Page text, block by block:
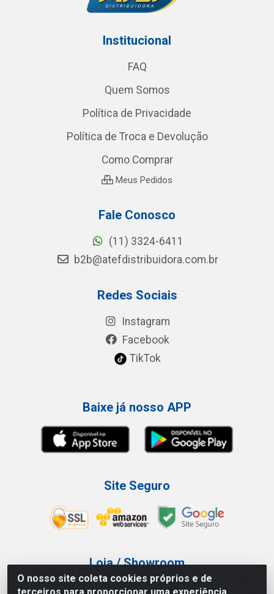
O nosso site coleta cookies próprios e de
Institucional
FAQ
Quem Somos
Política de Privacidade
Política de Troca e Devolução
Como Comprar
Meus Pedidos
Fale Conosco
(11) 3324-6411
b2b@atefdistribuidora.com.br
Redes Sociais
Instagram
Facebook
TikTok
Baixe já nosso APP
Site Seguro
Loja / Showroom
Tel.: (11) 3227-0546